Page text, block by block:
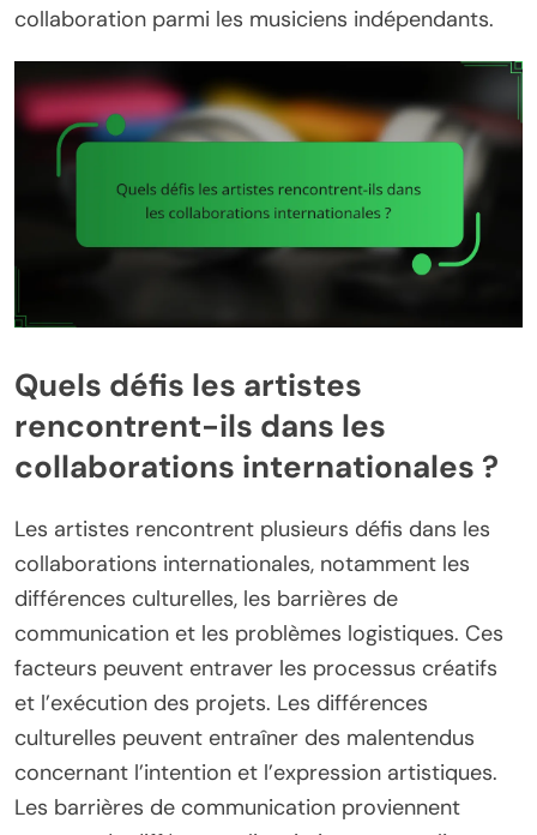
collaboration parmi les musiciens indépendants.
Quels défis les artistes
rencontrent-ils dans les
collaborations internationales ?
Les artistes rencontrent plusieurs défis dans les
collaborations internationales, notamment les
différences culturelles, les barrières de
communication et les problèmes logistiques. Ces
facteurs peuvent entraver les processus créatifs
et l’exécution des projets. Les différences
culturelles peuvent entraîner des malentendus
concernant l’intention et l’expression artistiques.
Les barrières de communication proviennent